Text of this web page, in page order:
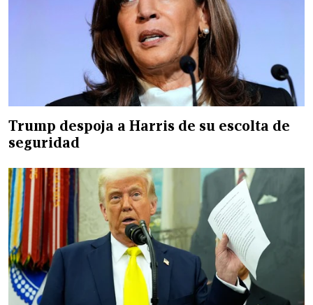
Trump despoja a Harris de su escolta de
seguridad